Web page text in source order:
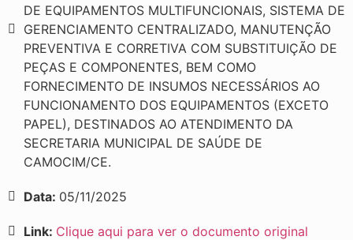
DE EQUIPAMENTOS MULTIFUNCIONAIS, SISTEMA DE
GERENCIAMENTO CENTRALIZADO, MANUTENÇÃO
PREVENTIVA E CORRETIVA COM SUBSTITUIÇÃO DE
PEÇAS E COMPONENTES, BEM COMO
FORNECIMENTO DE INSUMOS NECESSÁRIOS AO
FUNCIONAMENTO DOS EQUIPAMENTOS (EXCETO
PAPEL), DESTINADOS AO ATENDIMENTO DA
SECRETARIA MUNICIPAL DE SAÚDE DE
CAMOCIM/CE.
Data: 05/11/2025
Link: Clique aqui para ver o documento original